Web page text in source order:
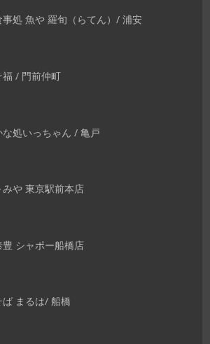
事処 魚や 羅旬（らてん）/ 浦安
福 / 門前仲町
な処いっちゃん / 亀戸
みや 東京駅前本店
豊 シャポー船橋店
ば まるは/ 船橋